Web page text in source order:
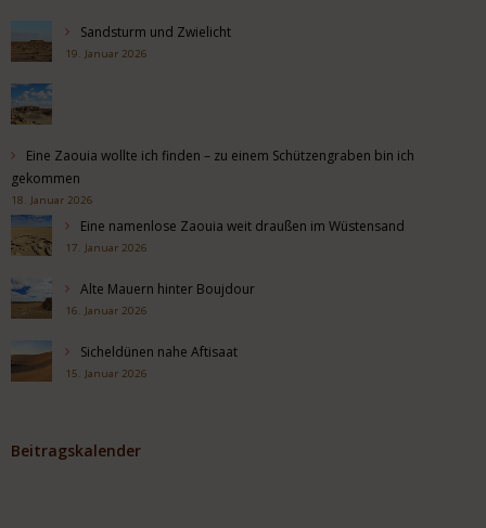
Sandsturm und Zwielicht
19. Januar 2026
Eine Zaouia wollte ich finden – zu einem Schützengraben bin ich
gekommen
18. Januar 2026
Eine namenlose Zaouia weit draußen im Wüstensand
17. Januar 2026
Alte Mauern hinter Boujdour
16. Januar 2026
Sicheldünen nahe Aftisaat
15. Januar 2026
Beitragskalender